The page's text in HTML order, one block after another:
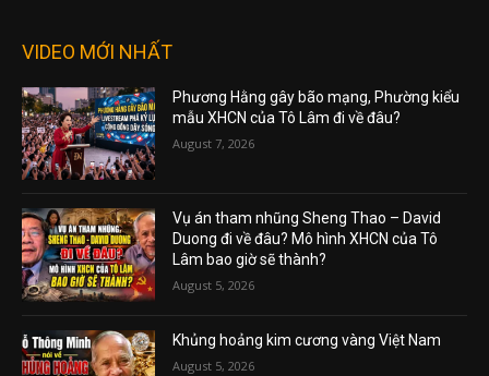
VIDEO MỚI NHẤT
Phương Hằng gây bão mạng, Phường kiểu
mẫu XHCN của Tô Lâm đi về đâu?
August 7, 2026
Vụ án tham nhũng Sheng Thao – David
Duong đi về đâu? Mô hình XHCN của Tô
Lâm bao giờ sẽ thành?
August 5, 2026
Khủng hoảng kim cương vàng Việt Nam
August 5, 2026